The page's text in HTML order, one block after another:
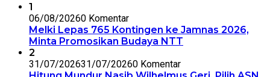
1
06/08/20260 Komentar
Melki Lepas 765 Kontingen ke Jamnas 2026,
Minta Promosikan Budaya NTT
2
31/07/202631/07/20260 Komentar